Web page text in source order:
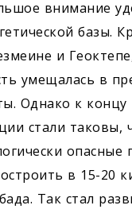
внимание
базы.
и
умещалась в
Однако к
стали таковы,
опасные
в 15-20
Так стал